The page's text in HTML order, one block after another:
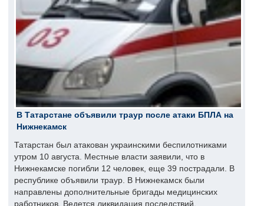
В Татарстане объявили траур после атаки БПЛА на
Нижнекамск
Татарстан был атакован украинскими беспилотниками
утром 10 августа. Местные власти заявили, что в
Нижнекамске погибли 12 человек, еще 39 пострадали. В
республике объявили траур. В Нижнекамск были
направлены дополнительные бригады медицинских
работников. Ведется ликвидация последствий.